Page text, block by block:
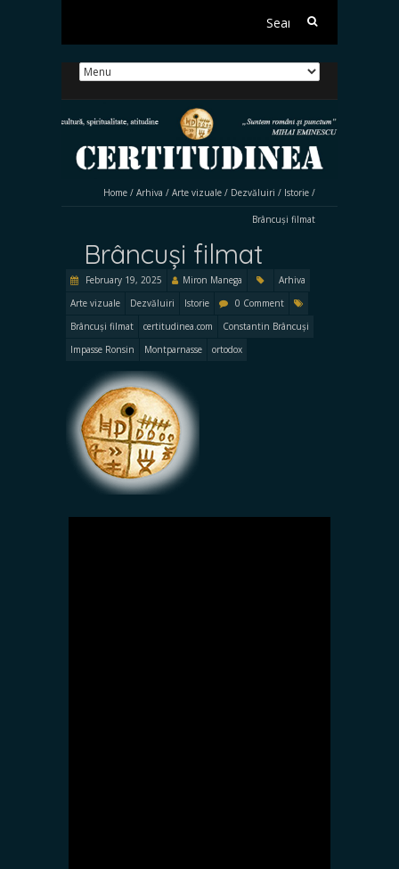
Search
Home / Arhiva / Arte vizuale / Dezvăluiri / Istorie /
Brâncuși filmat
Brâncuși filmat
February 19, 2025 Miron Manega
Arhiva
Arte vizuale
Dezvăluiri Istorie
0 Comment
Brâncuși filmat
certitudinea.com
Constantin Brâncuși
Impasse Ronsin
Montparnasse ortodox